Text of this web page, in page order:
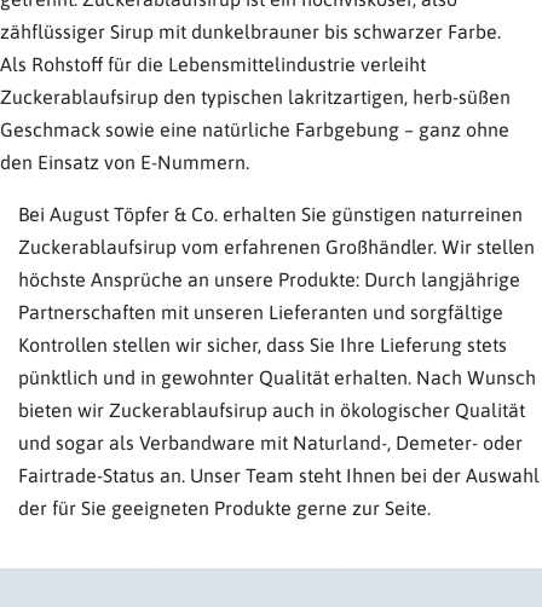
zähflüssiger Sirup mit dunkelbrauner bis schwarzer Farbe.
Als Rohstoff für die Lebensmittelindustrie verleiht
Zuckerablaufsirup den typischen lakritzartigen, herb-süßen
Geschmack sowie eine natürliche Farbgebung – ganz ohne
den Einsatz von E-Nummern.
Bei August Töpfer & Co. erhalten Sie günstigen naturreinen
Zuckerablaufsirup vom erfahrenen Großhändler. Wir stellen
höchste Ansprüche an unsere Produkte: Durch langjährige
Partnerschaften mit unseren Lieferanten und sorgfältige
Kontrollen stellen wir sicher, dass Sie Ihre Lieferung stets
pünktlich und in gewohnter Qualität erhalten. Nach Wunsch
bieten wir Zuckerablaufsirup auch in ökologischer Qualität
und sogar als Verbandware mit Naturland-, Demeter- oder
Fairtrade-Status an. Unser Team steht Ihnen bei der Auswahl
der für Sie geeigneten Produkte gerne zur Seite.